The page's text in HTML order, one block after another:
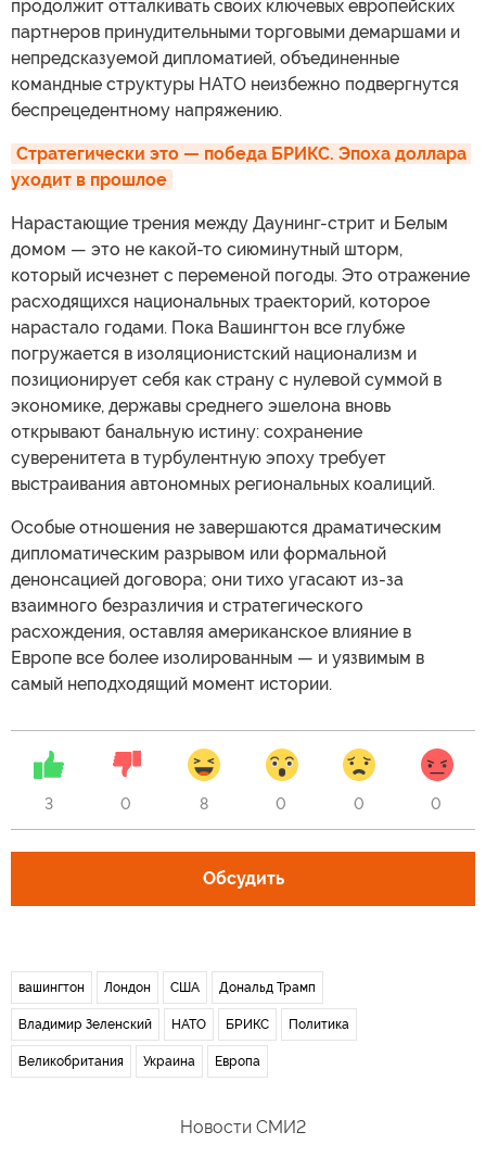
продолжит отталкивать своих ключевых европейских
партнеров принудительными торговыми демаршами и
непредсказуемой дипломатией, объединенные
командные структуры НАТО неизбежно подвергнутся
беспрецедентному напряжению.
Стратегически это — победа БРИКС. Эпоха доллара
уходит в прошлое
Нарастающие трения между Даунинг-стрит и Белым
домом — это не какой-то сиюминутный шторм,
который исчезнет с переменой погоды. Это отражение
расходящихся национальных траекторий, которое
нарастало годами. Пока Вашингтон все глубже
погружается в изоляционистский национализм и
позиционирует себя как страну с нулевой суммой в
экономике, державы среднего эшелона вновь
открывают банальную истину: сохранение
суверенитета в турбулентную эпоху требует
выстраивания автономных региональных коалиций.
Особые отношения не завершаются драматическим
дипломатическим разрывом или формальной
денонсацией договора; они тихо угасают из-за
взаимного безразличия и стратегического
расхождения, оставляя американское влияние в
Европе все более изолированным — и уязвимым в
самый неподходящий момент истории.
3 0 8 0 0 0
Обсудить
вашингтон Лондон США Дональд Трамп
Владимир Зеленский НАТО БРИКС Политика
Великобритания Украина Европа
Новости СМИ2